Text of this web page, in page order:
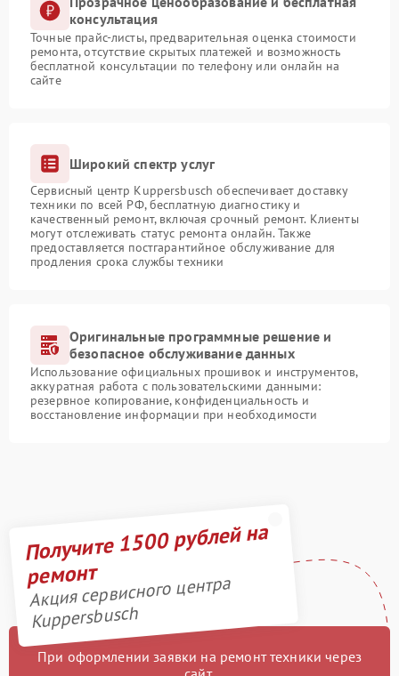
консультация
Точные прайс-листы, предварительная оценка стоимости
ремонта, отсутствие скрытых платежей и возможность
бесплатной консультации по телефону или онлайн на
сайте
Широкий спектр услуг
Сервисный центр Kuppersbusch обеспечивает доставку
техники по всей РФ, бесплатную диагностику и
качественный ремонт, включая срочный ремонт. Клиенты
могут отслеживать статус ремонта онлайн. Также
предоставляется постгарантийное обслуживание для
продления срока службы техники
Оригинальные программные решение и
безопасное обслуживание данных
Использование официальных прошивок и инструментов,
аккуратная работа с пользовательскими данными:
резервное копирование, конфиденциальность и
восстановление информации при необходимости
Получите 1500 рублей на
ремонт
Акция сервисного центра
Kuppersbusch
При оформлении заявки на ремонт техники через